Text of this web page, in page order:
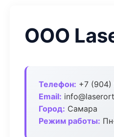
ООО
Телефон: +7
Email:
Город: Самара
Режим работы: